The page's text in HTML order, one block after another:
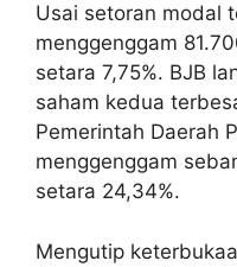
Usai setoran modal
menggenggam
setara 7,75%. BJB
saham kedua
Pemerintah Daerah
menggenggam
setara 24,34%.
Mengutip